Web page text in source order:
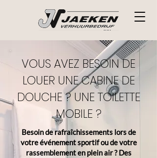
VOUS AVEZ BESOIN DE
LOUER UNE CABINE DE
DOUCHE ? UNE TOILETTE
MOBILE ?
Besoin de rafraîchissements lors de
votre événement sportif ou de votre
rassemblement en plein air ? Des